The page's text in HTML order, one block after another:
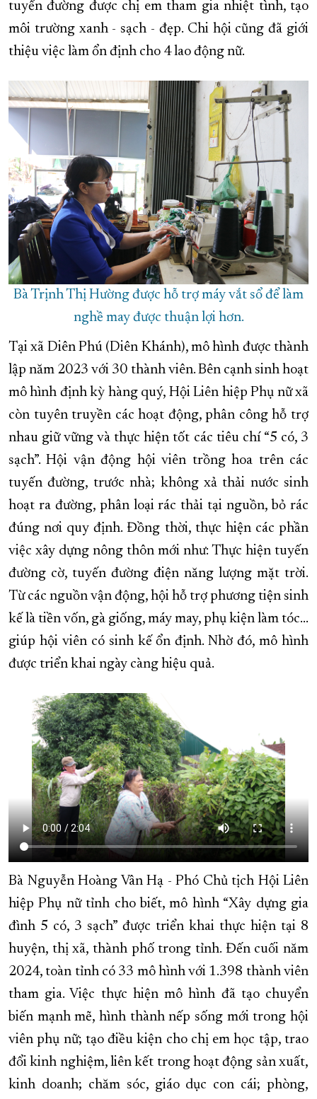
tuyến đường được chị em tham gia nhiệt tình, tạo
môi trường xanh - sạch - đẹp. Chi hội cũng đã giới
thiệu việc làm ổn định cho 4 lao động nữ.
Bà Trịnh Thị Hường được hỗ trợ máy vắt sổ để làm
nghề may được thuận lợi hơn.
Tại xã Diên Phú (Diên Khánh), mô hình được thành
lập năm 2023 với 30 thành viên. Bên cạnh sinh hoạt
mô hình định kỳ hàng quý, Hội Liên hiệp Phụ nữ xã
còn tuyên truyền các hoạt động, phân công hỗ trợ
nhau giữ vững và thực hiện tốt các tiêu chí “5 có, 3
sạch”. Hội vận động hội viên trồng hoa trên các
tuyến đường, trước nhà; không xả thải nước sinh
hoạt ra đường, phân loại rác thải tại nguồn, bỏ rác
đúng nơi quy định. Đồng thời, thực hiện các phần
việc xây dựng nông thôn mới như: Thực hiện tuyến
đường cờ, tuyến đường điện năng lượng mặt trời.
Từ các nguồn vận động, hội hỗ trợ phương tiện sinh
kế là tiền vốn, gà giống, máy may, phụ kiện làm tóc…
giúp hội viên có sinh kế ổn định. Nhờ đó, mô hình
được triển khai ngày càng hiệu quả.
Bà Nguyễn Hoàng Vân Hạ - Phó Chủ tịch Hội Liên
hiệp Phụ nữ tỉnh cho biết, mô hình “Xây dựng gia
đình 5 có, 3 sạch” được triển khai thực hiện tại 8
huyện, thị xã, thành phố trong tỉnh. Đến cuối năm
2024, toàn tỉnh có 33 mô hình với 1.398 thành viên
tham gia. Việc thực hiện mô hình đã tạo chuyển
biến mạnh mẽ, hình thành nếp sống mới trong hội
viên phụ nữ; tạo điều kiện cho chị em học tập, trao
đổi kinh nghiệm, liên kết trong hoạt động sản xuất,
kinh doanh; chăm sóc, giáo dục con cái; phòng,